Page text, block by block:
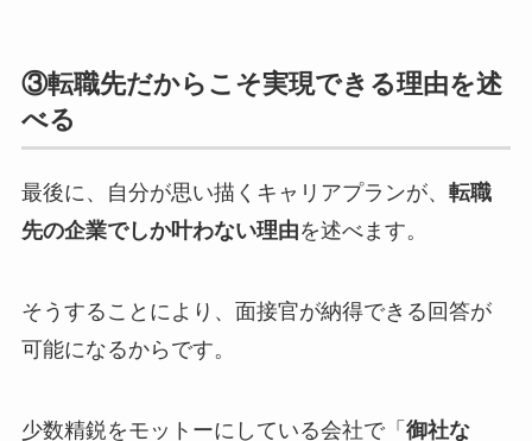
③転職先だからこそ実現できる理由を述
べる
最後に、自分が思い描くキャリアプランが、 転職
先の企業でしか叶わない理由を述べます。
そうすることにより、面接官が納得できる回答が
可能になるからです。
少数精鋭をモットーにしている会社で「 御社な